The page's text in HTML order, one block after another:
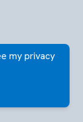
my privacy